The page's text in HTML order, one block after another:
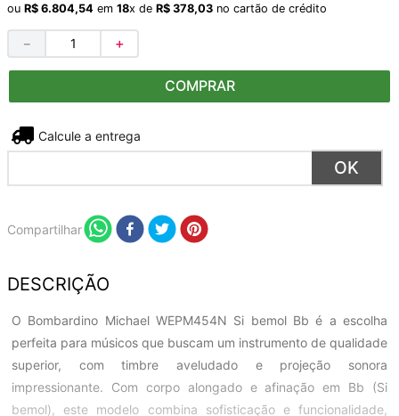
ou R$ 6.804,54 em 18x de R$ 378,03 no cartão de crédito
＋
－
COMPRAR
Não sei meu CEP
Compartilhar
DESCRIÇÃO
O Bombardino Michael WEPM454N Si bemol Bb é a escolha
perfeita para músicos que buscam um instrumento de qualidade
superior, com timbre aveludado e projeção sonora
impressionante. Com corpo alongado e afinação em Bb (Si
bemol), este modelo combina sofisticação e funcionalidade,